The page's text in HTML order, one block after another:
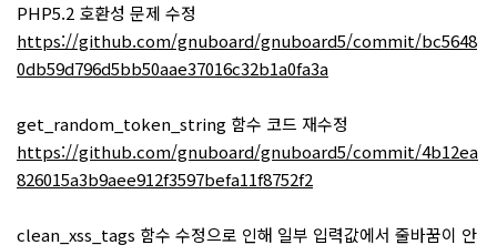
PHP5.2 호환성 문제 수정
https://github.com/gnuboard/gnuboard5/commit/bc5648
0db59d796d5bb50aae37016c32b1a0fa3a
get_random_token_string 함수 코드 재수정
https://github.com/gnuboard/gnuboard5/commit/4b12ea
826015a3b9aee912f3597befa11f8752f2
clean_xss_tags 함수 수정으로 인해 일부 입력값에서 줄바꿈이 안